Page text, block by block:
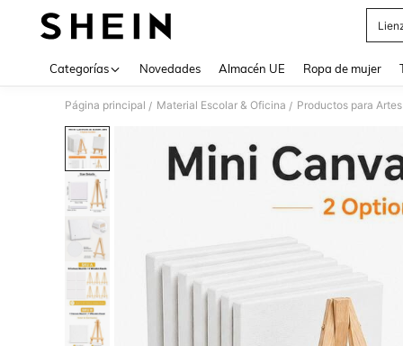
Categorías Novedades Almacén UE Ropa de mujer
Página principal / Material Escolar & Oficina / Productos para Artes